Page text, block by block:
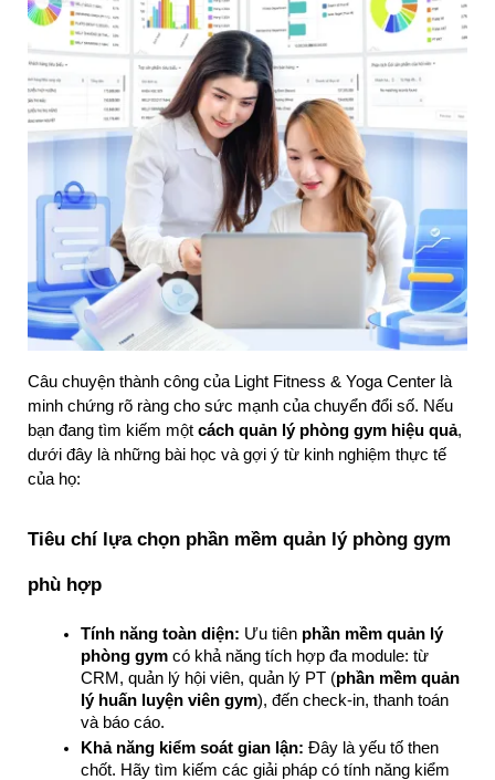
Câu chuyện thành công của Light Fitness & Yoga Center là
minh chứng rõ ràng cho sức mạnh của chuyển đổi số. Nếu
bạn đang tìm kiếm một cách quản lý phòng gym hiệu quả,
dưới đây là những bài học và gợi ý từ kinh nghiệm thực tế
của họ:
Tiêu chí lựa chọn phần mềm quản lý phòng gym
phù hợp
Tính năng toàn diện: Ưu tiên phần mềm quản lý
phòng gym có khả năng tích hợp đa module: từ
CRM, quản lý hội viên, quản lý PT (phần mềm quản
lý huấn luyện viên gym), đến check-in, thanh toán
và báo cáo.
Khả năng kiểm soát gian lận: Đây là yếu tố then
chốt. Hãy tìm kiếm các giải pháp có tính năng kiểm